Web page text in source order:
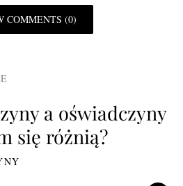
COMMENTS (0)
a oświadczyny
się różnią?